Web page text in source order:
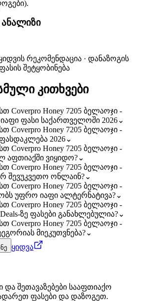
ანალიზი
რეკომენდაცია · დანაზოგის
შეტყობინება
კითხვები
Coverpro Honey 7205 ბელაოჯი -
იაფი ფასი საქართველოში 2026⌄
Coverpro Honey 7205 ბელაოჯი -
2026⌄
Coverpro Honey 7205 ბელაოჯი -
აფთიაქში ვიყიდო?⌄
Coverpro Honey 7205 ბელაოჯი -
შევუკვეთო ონლაინ?⌄
Coverpro Honey 7205 ბელაოჯი -
უფრო იაფი ალტერნატივა?⌄
Coverpro Honey 7205 ბელაოჯი -
ზე ფასები განახლებულია?⌄
Coverpro Honey 7205 ბელაოჯი -
მიეკუთვნება?⌄
ყიდვა
და შეთავაზებები სააფთიაქო
ფასები და დაზოგეთ.